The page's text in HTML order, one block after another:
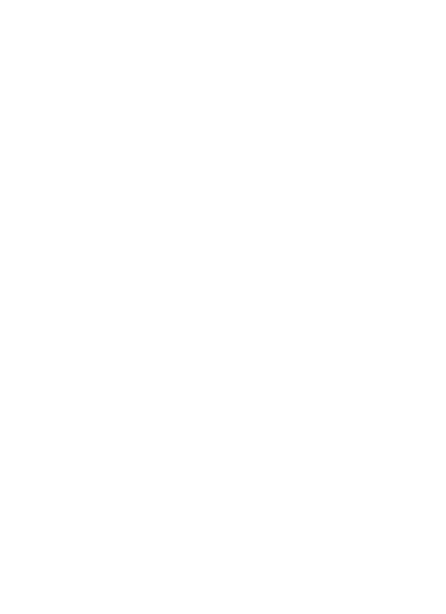
faz a diferença”
do registo, alerta associação
de Lp(a), revela estudo
um investimento sustentável para os sistemas de saúde”
metastático em doentes não elegíveis para inibidores PD-(L)1